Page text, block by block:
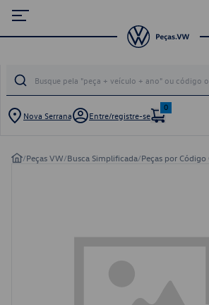
Nova Serrana Entre/registre-se
0
/Peças VW/Busca Simplificada/Peças por